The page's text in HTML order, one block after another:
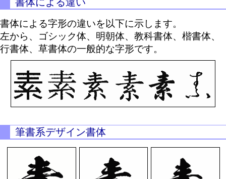
書体による字形の違いを以下に示します。
左から、ゴシック体、明朝体、教科書体、楷書体、
行書体、草書体の一般的な字形です。
筆書系デザイン書体